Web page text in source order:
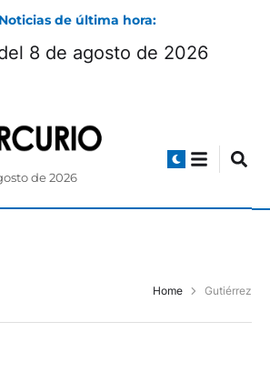
Noticias de última hora:
8 de agosto de 2026
de 2026
Home Gutiérrez